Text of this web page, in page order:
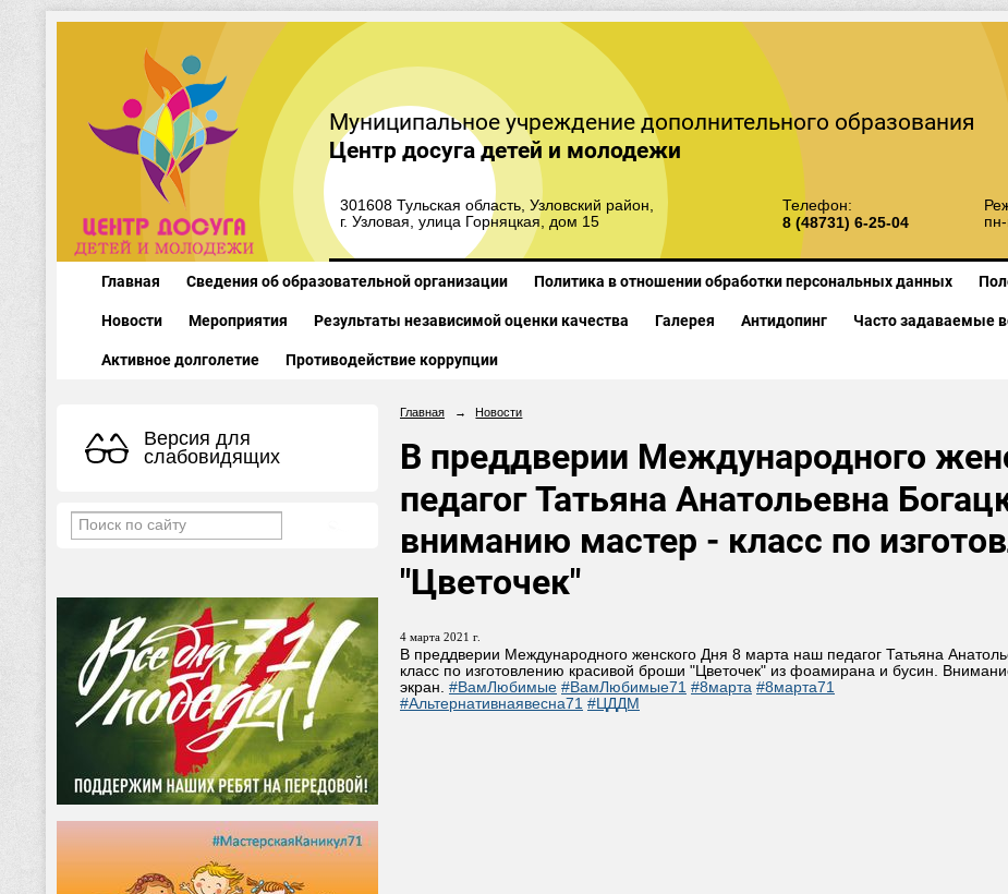
Муниципальное учреждение дополнительного образования
Центр досуга детей и молодежи
301608 Тульская область, Узловский район,
г. Узловая, улица Горняцкая, дом 15
Телефон:
8 (48731) 6-25-04
Главная Сведения об образовательной организации Политика в отношении обработки персональных данных
Новости Мероприятия Результаты независимой оценки качества Галерея Антидопинг Часто задаваемые
Активное долголетие Противодействие коррупции
Версия для
слабовидящих
Главная → Новости
В преддверии Международного
педагог Татьяна Анатольевна
вниманию мастер - класс по
"Цветочек"
4 марта 2021 г.
В преддверии Международного женского Дня 8 марта наш педагог Татьяна
класс по изготовлению красивой броши "Цветочек" из фоамирана и бусин.
экран. #ВамЛюбимые #ВамЛюбимые71 #8марта #8марта71
#Альтернативнаявесна71 #ЦДДМ